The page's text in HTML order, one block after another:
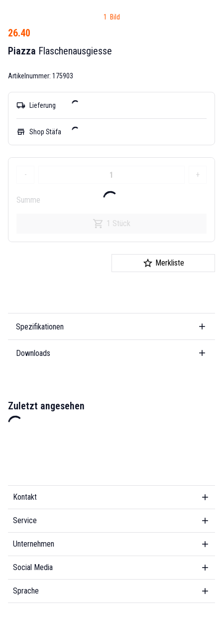
1 Bild
26.40
Piazza Flaschenausgiesse
Artikelnummer: 175903
local_shipping Lieferung
store Shop Stäfa
- +
Summe
1 Stück
Merkliste
Spezifikationen
Downloads
Zuletzt angesehen
Kontakt
Service
Unternehmen
Social Media
Sprache